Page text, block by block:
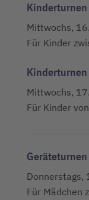
Kinderturnen
Mittwochs,
Für Kinder
Kinderturnen
Mittwochs,
Für Kinder
Donnerstags,
Für Mädchen